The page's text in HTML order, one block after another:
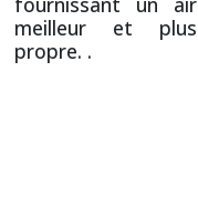
meilleur et plus
propre. .